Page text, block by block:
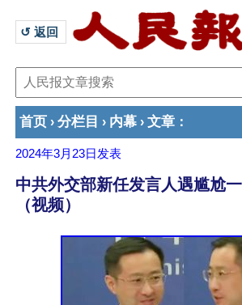
↺ 返回
首页 › 分栏目 › 内幕 › 文章 ：
2024年3月23日 发表
中共外交部新任发言人遇尴尬
（视频）